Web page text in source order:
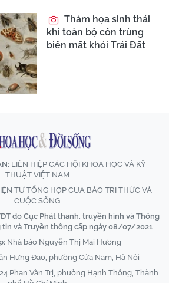
Thảm họa sinh thái
khi toàn bộ côn trùng
biến mất khỏi Trái Đất
LIÊN HIỆP CÁC HỘI KHOA HỌC VÀ KỸ
THUẬT VIỆT NAM
TỬ TỔNG HỢP CỦA BÁO TRI THỨC VÀ
CUỘC SỐNG
do Cục Phát thanh, truyền hình và Thông
và Truyền thông cấp ngày 08/07/2021
Nhà báo Nguyễn Thị Mai Hương
Hưng Đạo, phường Cửa Nam, Hà Nội
Phan Văn Trị, phường Hạnh Thông, Thành